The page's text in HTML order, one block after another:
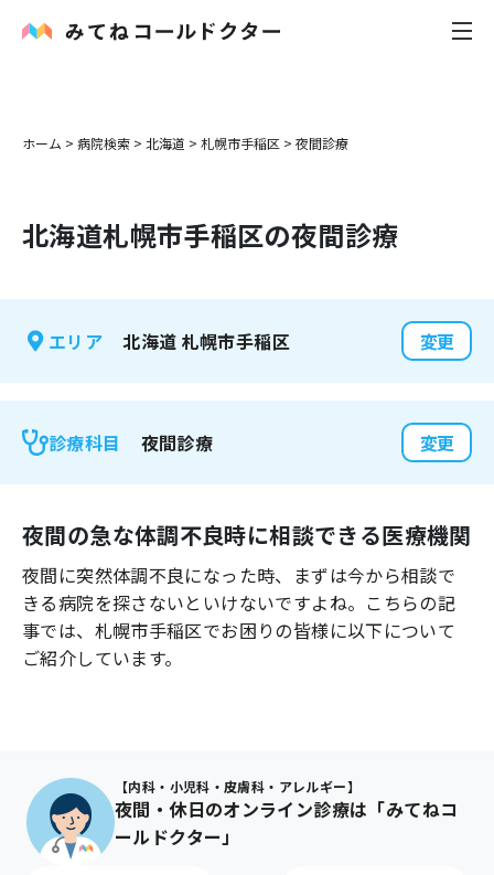
内科
花粉症
感染症
よくあるご質問
ホーム > 病院検索 > 北海道 > 札幌市手稲区 > 夜間診療
北海道札幌市手稲区の夜間診療
エリア 北海道 札幌市手稲区 変更
診療科目 夜間診療 変更
夜間の急な体調不良時に相談できる医療機関
夜間に突然体調不良になった時、まずは今から相談で
きる病院を探さないといけないですよね。こちらの記
事では、 札幌市手稲区でお困りの皆様に以下について
ご紹介しています。
【内科・小児科・皮膚科・アレルギー】
夜間・休日のオンライン診療は「みてねコ
ールドクター」